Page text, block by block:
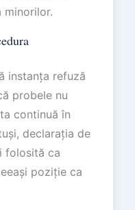
minorilor.
instanța refuză
probele nu
continuă în
declarația de
folosită ca
poziție ca